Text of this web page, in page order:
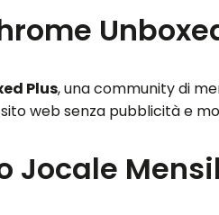
Plus, una community di
sito web senza pubblicità e
Jocale